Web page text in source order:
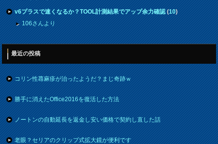
v6プラスで速くなるか？TOOL計測結果でアップ余力確認(10)
106さんより
最近の投稿
コリン性蕁麻疹が治ったようだ？まじ奇跡ｗ
勝手に消えたOffice2016を復活した方法
ノートンの自動延長を返金し安い価格で契約し直した話
老眼？セリアのクリップ式拡大鏡が便利です